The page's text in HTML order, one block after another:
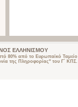
ΕΛΛΗΝΙΣΜΟΥ
80% από το Ευρωπαϊκό
της Πληροφορίας" του Γ΄ ΚΠΣ.